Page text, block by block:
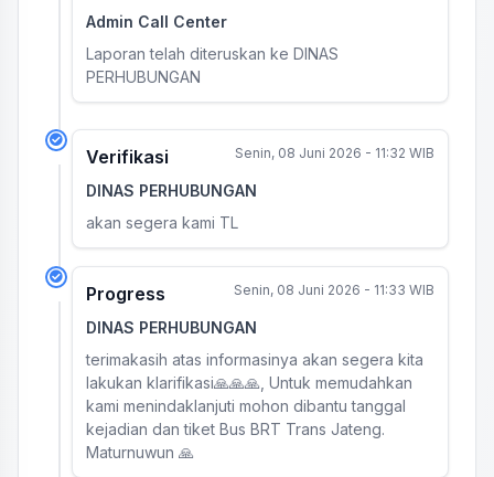
Admin Call Center
Laporan telah diteruskan ke DINAS
PERHUBUNGAN
Verifikasi Senin, 08 Juni 2026 - 11:32 WIB
DINAS PERHUBUNGAN
akan segera kami TL
Progress Senin, 08 Juni 2026 - 11:33 WIB
DINAS PERHUBUNGAN
terimakasih atas informasinya akan segera kita
lakukan klarifikasi🙏🙏🙏, Untuk memudahkan
kami menindaklanjuti mohon dibantu tanggal
kejadian dan tiket Bus BRT Trans Jateng.
Maturnuwun 🙏